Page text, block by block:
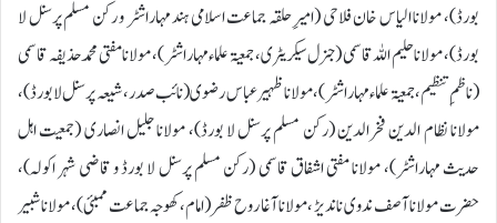
بورڈ)، مولانا الیاس خان فلاحی (امیرِ حلقہ جماعت اسلامی ہند مہاراشٹر و رکن مسلم پرسنل لا
بورڈ)، مولانا حلیم اللہ قاسمی (جنرل سیکریٹری، جمعیۃ علماء مہاراشٹر)، مولانا مفتی محمد حذیفہ قاسمی
(ناظمِ تنظیم، جمعیۃ علماء مہاراشٹر)، مولانا ظہیر عباس رضوی (نائب صدر، شیعہ پرسنل لا بورڈ)،
مولانا نظام الدین فخرالدین (رکن مسلم پرسنل لا بورڈ)، مولانا جلیل انصاری (جمعیت اہل
حدیث مہاراشٹر)، مولانا مفتی اشفاق قاسمی (رکن مسلم پرسنل لا بورڈ و قاضی شہر اکولہ)،
حضرت مولانا آصف ندوی ناندیڑ ،مولانا آغا روح ظفر (امام، کھوجہ جماعت ممبئی)، مولانا شبیر